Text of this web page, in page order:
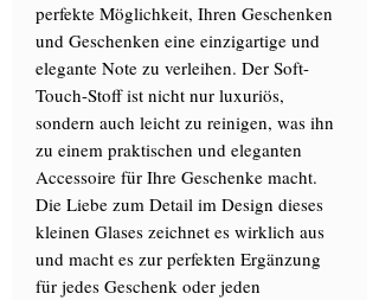
perfekte Möglichkeit, Ihren Geschenken
und Geschenken eine einzigartige und
elegante Note zu verleihen. Der Soft-
Touch-Stoff ist nicht nur luxuriös,
sondern auch leicht zu reinigen, was ihn
zu einem praktischen und eleganten
Accessoire für Ihre Geschenke macht.
Die Liebe zum Detail im Design dieses
kleinen Glases zeichnet es wirklich aus
und macht es zur perfekten Ergänzung
für jedes Geschenk oder jeden